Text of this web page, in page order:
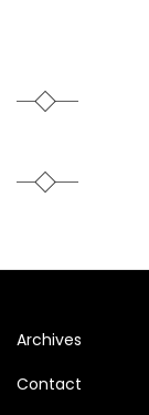
Archives
Contact